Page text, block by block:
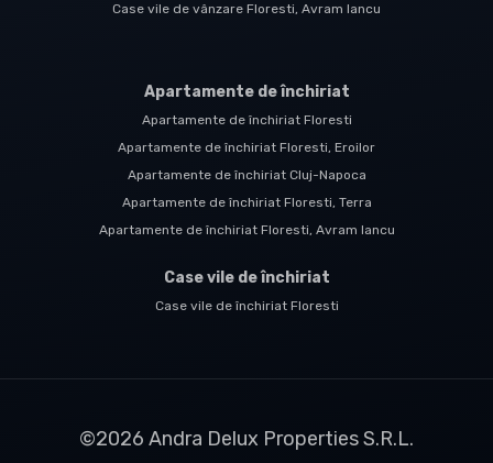
Case vile de vânzare Floresti, Avram Iancu
Apartamente de închiriat
Apartamente de închiriat Floresti
Apartamente de închiriat Floresti, Eroilor
Apartamente de închiriat Cluj-Napoca
Apartamente de închiriat Floresti, Terra
Apartamente de închiriat Floresti, Avram Iancu
Case vile de închiriat
Case vile de închiriat Floresti
©2026 Andra Delux Properties S.R.L.